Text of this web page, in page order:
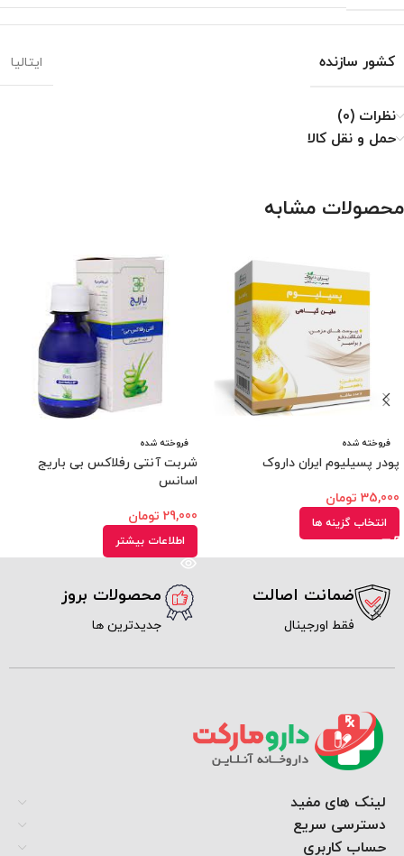
کشور سازنده ایتالیا
نظرات (0)
حمل و نقل کالا
محصولات مشابه
فروخته شده
پودر پسیلیوم ایران داروک
35,000 تومان
انتخاب گزینه ها
فروخته شده
شربت آنتی رفلاکس بی باریج
اسانس
29,000 تومان
اطلاعات بیشتر
ضمانت اصالت
فقط اورجینال
محصولات بروز
جدیدترین ها
لینک های مفید
دسترسی سریع
حساب کاربری